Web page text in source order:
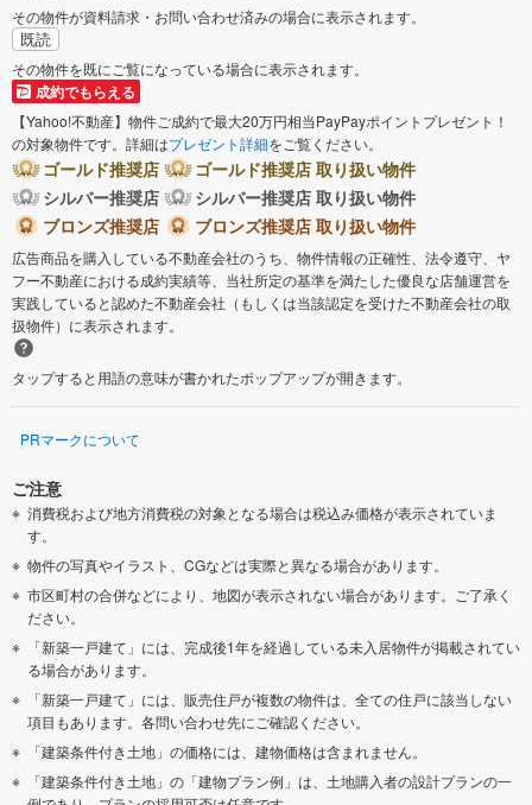
富良野市
恵庭市
北広島市 石狩市
北斗市 石狩郡当別町
亀田郡七飯町 檜山郡江差町
檜山郡厚沢部町
空知郡上砂川町 夕張郡由仁町
夕張郡長沼町
上川郡鷹栖町
上川郡当麻町 空知郡上富良野町
空知郡南富良野町 苫前郡羽幌町
枝幸郡中頓別町 網走郡美幌町
斜里郡斜里町 斜里郡清里町
その物件が資料請求・お問い合わせ済みの場合に表示されます。
既読
その物件を既にご覧になっている場合に表示されます。
成約でもらえる
【Yahoo!不動産】物件ご成約で最大20万円相当PayPayポイントプレゼント！
の対象物件です。詳細はプレゼント詳細をご覧ください。
ゴールド推奨店
ゴールド推奨店 取り扱い物件
シルバー推奨店
シルバー推奨店 取り扱い物件
ブロンズ推奨店
ブロンズ推奨店 取り扱い物件
広告商品を購入している不動産会社のうち、物件情報の正確性、法令遵守、ヤ
フー不動産における成約実績等、当社所定の基準を満たした優良な店舗運営を
実践していると認めた不動産会社（もしくは当該認定を受けた不動産会社の取
扱物件）に表示されます。
タップすると用語の意味が書かれたポップアップが開きます。
PRマークについて
ご注意
消費税および地方消費税の対象となる場合は税込み価格が表示されていま
す。
物件の写真やイラスト、CGなどは実際と異なる場合があります。
市区町村の合併などにより、地図が表示されない場合があります。ご了承く
ださい。
「新築一戸建て」には、完成後1年を経過している未入居物件が掲載されてい
る場合があります。
「新築一戸建て」には、販売住戸が複数の物件は、全ての住戸に該当しない
項目もあります。各問い合わせ先にご確認ください。
「建築条件付き土地」の価格には、建物価格は含まれません。
「建築条件付き土地」の「建物プラン例」は、土地購入者の設計プランの一